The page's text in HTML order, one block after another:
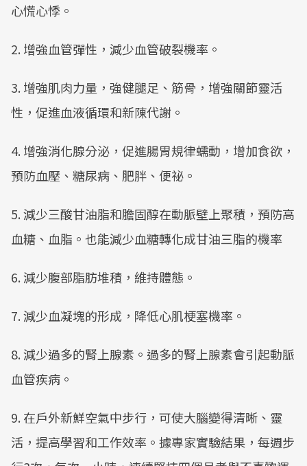
心慌心悸。
2. 增強血管彈性，減少血管破裂機率。
3. 增強肌肉力量，強健腿足、筋骨，增強關節靈活
性，促進血液循環和新陳代謝。
4. 增強消化腺分泌，促進腸胃規律蠕動，增加食欲，
預防血壓、糖尿病、肥胖、便祕。
5. 減少三酸甘油脂和膽固醇在動脈壁上聚積，預防高
血糖、血脂。也能減少血糖轉化成甘油三脂的機率
6. 減少腹部脂肪堆積，維持體態。
7. 減少血凝塊的形成，降低心肌梗塞機率。
8. 減少過多的腎上腺素。過多的腎上腺素會引起動脈
血管疾病。
9. 在戶外新鮮空氣中步行，可使大腦變得清晰、靈
活，提高學習和工作效率。據專家實驗結果，每週步